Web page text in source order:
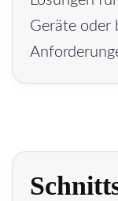
Geräte oder